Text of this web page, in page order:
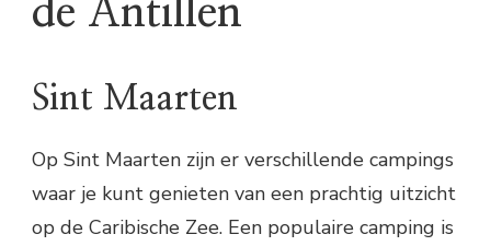
de Antillen
Sint Maarten
Op Sint Maarten zijn er verschillende campings
waar je kunt genieten van een prachtig uitzicht
op de Caribische Zee. Een populaire camping is